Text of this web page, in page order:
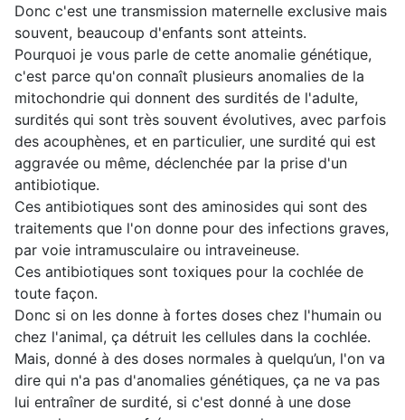
Donc c'est une transmission maternelle exclusive mais
souvent, beaucoup d'enfants sont atteints.
Pourquoi je vous parle de cette anomalie génétique,
c'est parce qu'on connaît plusieurs anomalies de la
mitochondrie qui donnent des surdités de l'adulte,
surdités qui sont très souvent évolutives, avec parfois
des acouphènes, et en particulier, une surdité qui est
aggravée ou même, déclenchée par la prise d'un
antibiotique.
Ces antibiotiques sont des aminosides qui sont des
traitements que l'on donne pour des infections graves,
par voie intramusculaire ou intraveineuse.
Ces antibiotiques sont toxiques pour la cochlée de
toute façon.
Donc si on les donne à fortes doses chez l'humain ou
chez l'animal, ça détruit les cellules dans la cochlée.
Mais, donné à des doses normales à quelqu’un, l'on va
dire qui n'a pas d'anomalies génétiques, ça ne va pas
lui entraîner de surdité, si c'est donné à une dose